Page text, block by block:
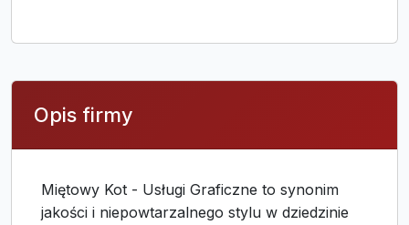
Opis firmy
Miętowy Kot - Usługi Graficzne to synonim
jakości i niepowtarzalnego stylu w dziedzinie